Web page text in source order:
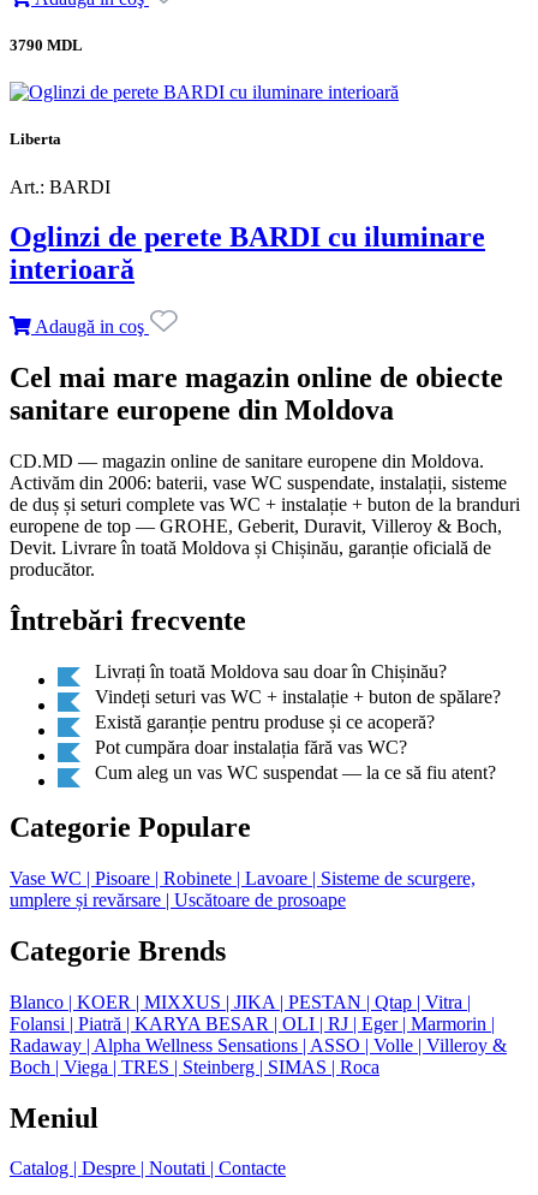
3790 MDL
Liberta
Art.: BARDI
Oglinzi de perete BARDI cu iluminare
interioară
Adaugă in coş
Cel mai mare magazin online de obiecte
sanitare europene din Moldova
CD.MD — magazin online de sanitare europene din Moldova.
Activăm din 2006: baterii, vase WC suspendate, instalații, sisteme
de duș și seturi complete vas WC + instalație + buton de la branduri
europene de top — GROHE, Geberit, Duravit, Villeroy & Boch,
Devit. Livrare în toată Moldova și Chișinău, garanție oficială de
producător.
Întrebări frecvente
Livrați în toată Moldova sau doar în Chișinău?
Vindeți seturi vas WC + instalație + buton de spălare?
Există garanție pentru produse și ce acoperă?
Pot cumpăra doar instalația fără vas WC?
Cum aleg un vas WC suspendat — la ce să fiu atent?
Categorie Populare
Vase WC | Pisoare | Robinete | Lavoare | Sisteme de scurgere,
umplere și revărsare | Uscătoare de prosoape
Categorie Brends
Blanco | KOER | MIXXUS | JIKA | PESTAN | Qtap | Vitra |
Folansi | Piatră | KARYA BESAR | OLI | RJ | Eger | Marmorin |
Radaway | Alpha Wellness Sensations | ASSO | Volle | Villeroy &
Boch | Viega | TRES | Steinberg | SIMAS | Roca
Meniul
Catalog | Despre | Noutati | Contacte